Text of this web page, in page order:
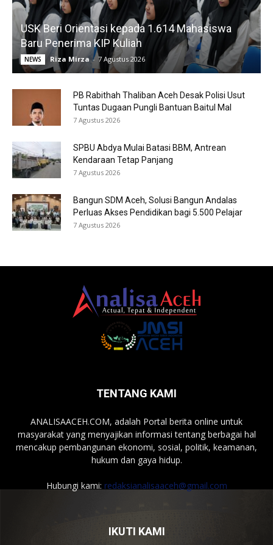
USK Beri Orientasi kepada 1.614 Mahasiswa
Baru Penerima KIP Kuliah
NEWS Riza Mirza - 7 Agustus 2026
PB Rabithah Thaliban Aceh Desak Polisi Usut
Tuntas Dugaan Pungli Bantuan Baitul Mal
7 Agustus 2026
SPBU Abdya Mulai Batasi BBM, Antrean
Kendaraan Tetap Panjang
7 Agustus 2026
Bangun SDM Aceh, Solusi Bangun Andalas
Perluas Akses Pendidikan bagi 5.500 Pelajar
7 Agustus 2026
TENTANG KAMI
ANALISAACEH.COM, adalah Portal berita online untuk
masyarakat yang menyajikan informasi tentang berbagai hal
mencakup pembangunan ekonomi, sosial, politik, keamanan,
hukum dan gaya hidup.
Hubungi kami: redaksianalisaaceh@gmail.com
IKUTI KAMI